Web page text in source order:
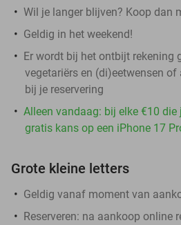
Wil je langer blijven? Koop dan
Geldig in het weekend!
Er wordt bij het ontbijt rekening
vegetariërs en (di)eetwensen of
bij je reservering
Alleen vandaag: bij elke €10 die
gratis kans op een iPhone 17
Grote kleine letters
Geldig vanaf moment van
Reserveren: na aankoop online